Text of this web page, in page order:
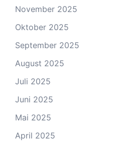
November 2025
Oktober 2025
September 2025
August 2025
Juli 2025
Juni 2025
Mai 2025
April 2025